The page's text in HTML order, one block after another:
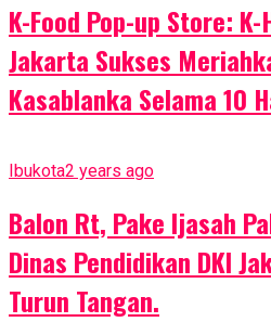
K-Food Pop-up Store:
Jakarta Sukses
Kasablanka Selama 10
Ibukota2 years ago
Balon Rt, Pake Ijasah
Dinas Pendidikan DKI
Turun Tangan.